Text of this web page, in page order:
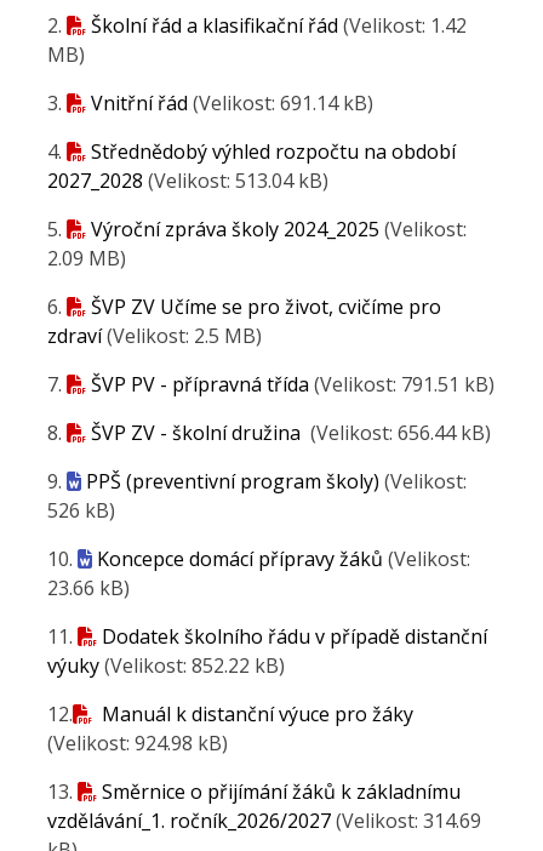
2.
Školní řád a klasifikační řád (Velikost: 1.42
MB)
3.
Vnitřní řád (Velikost: 691.14 kB)
4.
Střednědobý výhled rozpočtu na období
2027_2028 (Velikost: 513.04 kB)
5.
Výroční zpráva školy 2024_2025 (Velikost:
2.09 MB)
6.
ŠVP ZV Učíme se pro život, cvičíme pro
zdraví(Velikost: 2.5 MB)
7.
ŠVP PV - přípravná třída (Velikost: 791.51 kB)
8.
ŠVP ZV - školní družina (Velikost: 656.44 kB)
9.
PPŠ (preventivní program školy) (Velikost:
526 kB)
10.
Koncepce domácí přípravy žáků (Velikost:
23.66 kB)
11.
Dodatek školního řádu v případě distanční
výuky(Velikost: 852.22 kB)
12.
Manuál k distanční výuce pro žáky
(Velikost: 924.98 kB)
13.
Směrnice o přijímání žáků k základnímu
vzdělávání_1. ročník_2026/2027(Velikost: 314.69